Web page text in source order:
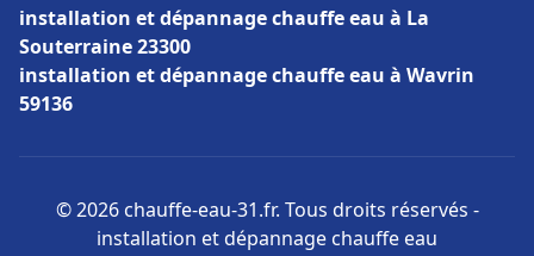
installation et dépannage chauffe eau à La
Souterraine 23300
installation et dépannage chauffe eau à Wavrin
59136
© 2026 chauffe-eau-31.fr. Tous droits réservés -
installation et dépannage chauffe eau